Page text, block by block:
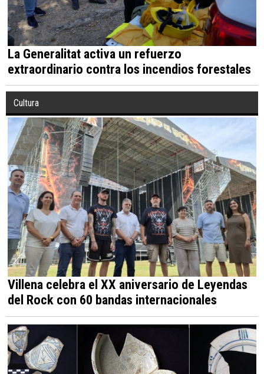
La Generalitat activa un refuerzo
extraordinario contra los incendios forestales
Cultura
Villena celebra el XX aniversario de Leyendas
del Rock con 60 bandas internacionales